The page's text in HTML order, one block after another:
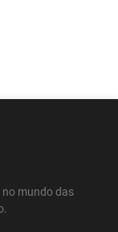
no mundo das